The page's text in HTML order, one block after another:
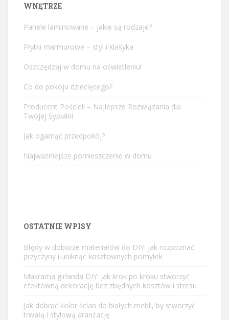
WNĘTRZE
Panele laminowane – jakie są rodzaje?
Płytki marmurowe – styl i klasyka
Oszczędzaj w domu na oświetleniu!
Co do pokoju dziecięcego?
Producent Pościeli – Najlepsze Rozwiązania dla
Twojej Sypialni
Jak ogarnąć przedpokój?
Najważniejsze pomieszczenie w domu
OSTATNIE WPISY
Błędy w doborze materiałów do DIY: jak rozpoznać
przyczyny i uniknąć kosztownych pomyłek
Makrama girlanda DIY: jak krok po kroku stworzyć
efektowną dekorację bez zbędnych kosztów i stresu
Jak dobrać kolor ścian do białych mebli, by stworzyć
trwałą i stylową aranżację